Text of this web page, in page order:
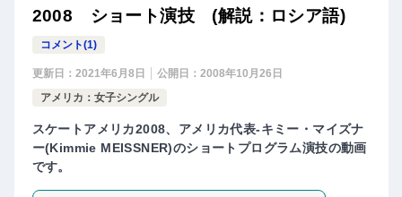
2008 ショート演技 (解説：ロシア語)
コメント(1)
更新日： 2021年6月8日 公開日： 2008年10月26日
アメリカ：女子シングル
スケートアメリカ2008、アメリカ代表-キミー・マイズナ
ー(Kimmie MEISSNER)のショートプログラム演技の動画
です。